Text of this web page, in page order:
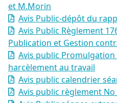
et M.Morin
Avis Public-dépôt du
Avis Public Règlement
Publication et Gestion
Avis public
harcèlement au travail
Avis public calendrier
Avis public règlement